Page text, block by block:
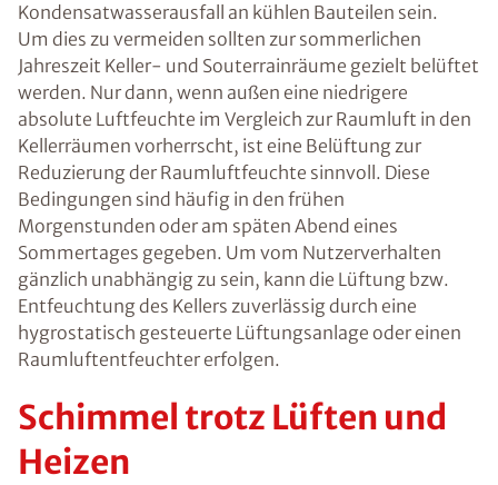
Kondensatwasserausfall an kühlen Bauteilen sein.
Um dies zu vermeiden sollten zur sommerlichen
Jahreszeit Keller- und Souterrainräume gezielt belüftet
werden. Nur dann, wenn außen eine niedrigere
absolute Luftfeuchte im Vergleich zur Raumluft in den
Kellerräumen vorherrscht, ist eine Belüftung zur
Reduzierung der Raumluftfeuchte sinnvoll. Diese
Bedingungen sind häufig in den frühen
Morgenstunden oder am späten Abend eines
Sommertages gegeben. Um vom Nutzerverhalten
gänzlich unabhängig zu sein, kann die Lüftung bzw.
Entfeuchtung des Kellers zuverlässig durch eine
hygrostatisch gesteuerte Lüftungsanlage oder einen
Raumluftentfeuchter erfolgen.
Schimmel trotz Lüften und
Heizen